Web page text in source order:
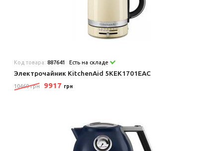
Код товара:887641 Есть на складе
Электрочайник KitchenAid 5KEK1701EAC
10460 грн 9917 грн